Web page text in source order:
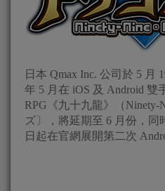
日本 Qmax Inc. 公司於 5 月
年 5 月在 iOS 及 Android 雙
RPG《九十九龍》（Ninety-
ズ〕，將延期至 6 月份，同
日起在官網展開第二次